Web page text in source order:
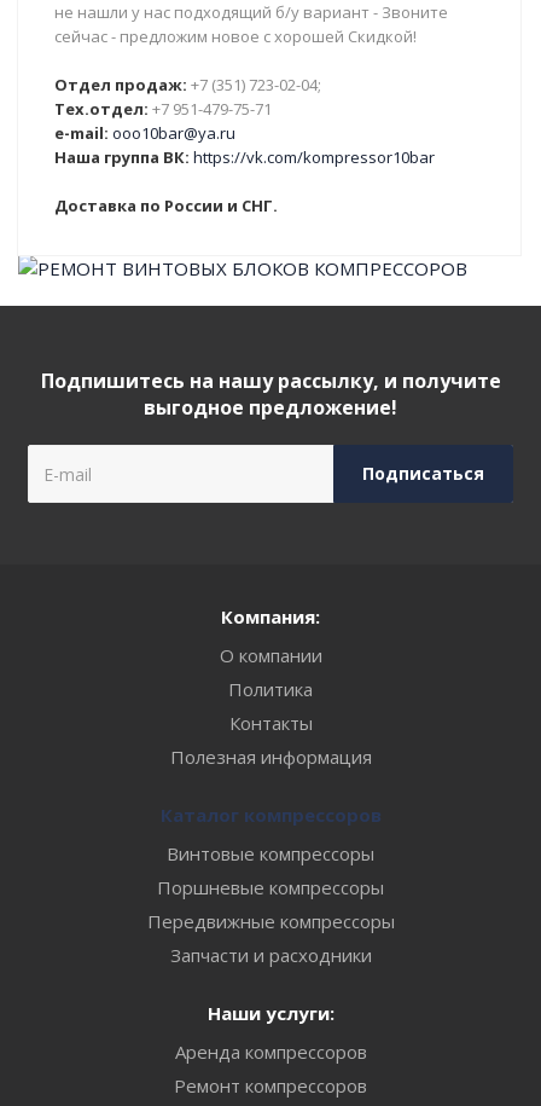
не нашли у нас подходящий б/у вариант - Звоните
сейчас - предложим новое с хорошей Скидкой!
Отдел продаж: +7 (351) 723-02-04;
Тех.отдел: +7 951-479-75-71
e-mail: ooo10bar@ya.ru
Наша группа ВК: https://vk.com/kompressor10bar
Доставка по России и СНГ.
Подпишитесь на нашу рассылку, и получите
выгодное предложение!
Компания:
О компании
Политика
Контакты
Полезная информация
Каталог компрессоров
Винтовые компрессоры
Поршневые компрессоры
Передвижные компрессоры
Запчасти и расходники
Наши услуги:
Аренда компрессоров
Ремонт компрессоров